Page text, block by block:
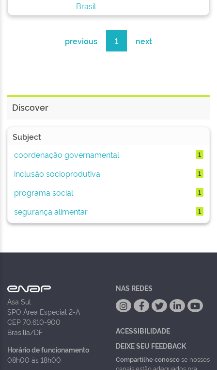
Brasil
previous 1 next
Discover
Subject
coordenação governamental
1
inclusão socioprodutiva 1
programa social 1
segurança alimentar 1
Asa Sul
SPO Área Especial 2-A
CEP 70.610-900
Brasília/DF
Horário de funcionamento
08h00 às 18h00
NAS REDES
ACESSIBILIDADE
DEIXE SEU FEEDBACK
Compartilhe conoscose nossos
canais estão adequados pra